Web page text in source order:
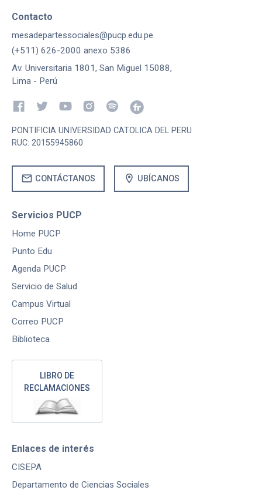
Contacto
mesadepartessociales@pucp.edu.pe
(+511) 626-2000 anexo 5386
Av. Universitaria 1801, San Miguel 15088,
Lima - Perú
PONTIFICIA UNIVERSIDAD CATOLICA DEL PERU
RUC: 20155945860
mail CONTÁCTANOS location_on UBÍCANOS
Servicios PUCP
Home PUCP
Punto Edu
Agenda PUCP
Servicio de Salud
Campus Virtual
Correo PUCP
Biblioteca
LIBRO DE
RECLAMACIONES
Enlaces de interés
CISEPA
Departamento de Ciencias Sociales